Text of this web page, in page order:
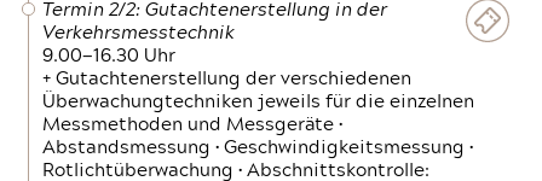
Termin 2/2: Gutachtenerstellung in der
Verkehrsmesstechnik
9.00—16.30 Uhr
+ Gutachtenerstellung der verschiedenen
Überwachungtechniken jeweils für die einzelnen
Messmethoden und Messgeräte •
Abstandsmessung • Geschwindigkeitsmessung •
Rotlichtüberwachung • Abschnittskontrolle: